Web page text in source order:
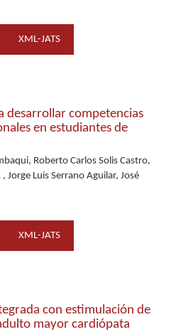
XML-JATS
desarrollar competencias
en estudiantes de
Roberto Carlos Solis Castro,
Jorge Luis Serrano Aguilar, José
XML-JATS
con estimulación de
mayor cardiópata